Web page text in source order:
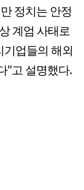
정치는 안정
계엄 사태로
기업들의 해외
"고 설명했다.